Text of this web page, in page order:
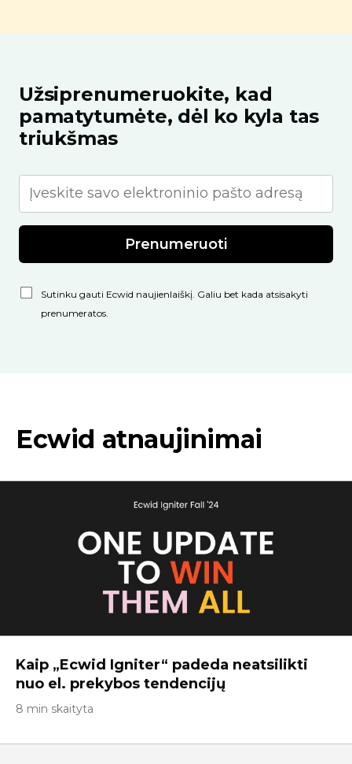
Užsiprenumeruokite, kad
pamatytumėte, dėl ko kyla tas
triukšmas
Prenumeruoti
Sutinku gauti Ecwid naujienlaiškį. Galiu bet kada atsisakyti
prenumeratos.
Ecwid atnaujinimai
Kaip „Ecwid Igniter“ padeda neatsilikti
nuo el. prekybos tendencijų
8 min skaityta